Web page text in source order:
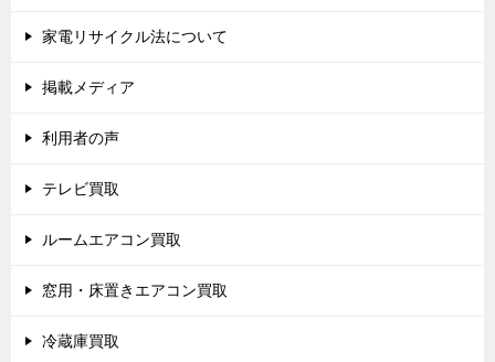
家電リサイクル法について
掲載メディア
利用者の声
テレビ買取
ルームエアコン買取
窓用・床置きエアコン買取
冷蔵庫買取